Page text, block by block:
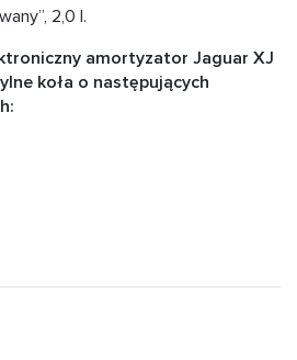
2,0 l.
amortyzator Jaguar XJ
koła o następujących